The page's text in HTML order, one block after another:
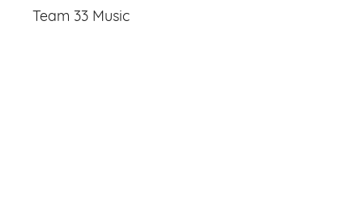
Team 33 Music